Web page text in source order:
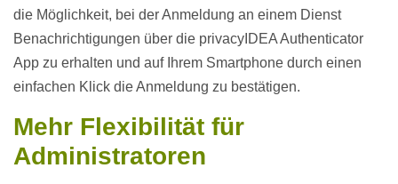
die Möglichkeit, bei der Anmeldung an einem Dienst
Benachrichtigungen über die privacyIDEA Authenticator
App zu erhalten und auf Ihrem Smartphone durch einen
einfachen Klick die Anmeldung zu bestätigen.
Mehr Flexibilität für
Administratoren